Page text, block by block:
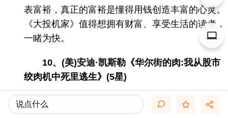
表富裕，真正的富裕是懂得用钱创造丰富的心灵。
《大投机家》值得想拥有财富、享受生活的读者，
一睹为快。
10、(美)安迪·凯斯勒《华尔街的肉:我从股市
绞肉机中死里逃生》(5星)
★ 看“斧头”分析师如何百发百中预言市场行情
说点什么